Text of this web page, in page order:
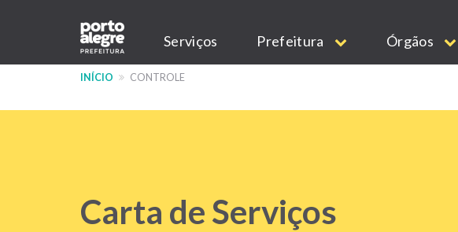
conteúdo
Main
navigation
Serviços Prefeitura Órgãos
INÍCIO CONTROLE
Carta de Serviços